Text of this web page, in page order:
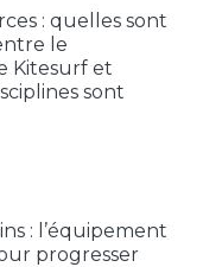
: quelles sont
le
Kitesurf et
sont
: l’équipement
progresser